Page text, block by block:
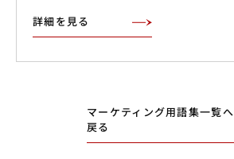
詳細を見る
マーケティング用語集一覧へ
戻る